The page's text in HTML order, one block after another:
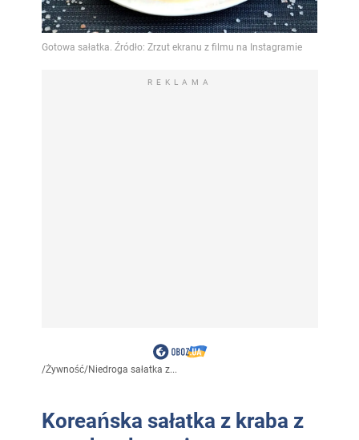
REKLAMA
/Żywność/Niedroga sałatka z...
Koreańska sałatka z kraba z